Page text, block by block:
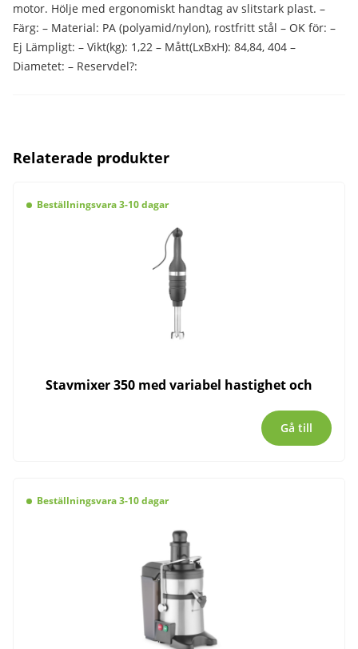
motor. Hölje med ergonomiskt handtag av slitstark plast. –
Färg: – Material: PA (polyamid/nylon), rostfritt stål – OK för: –
Ej Lämpligt: – Vikt(kg): 1,22 – Mått(LxBxH): 84,84, 404 –
Diametet: – Reservdel?:
Relaterade produkter
Beställningsvara 3-10 dagar
Stavmixer 350 med variabel hastighet och
Gå till
Beställningsvara 3-10 dagar